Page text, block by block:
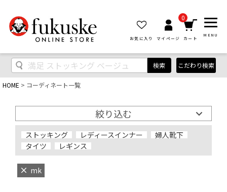
お気に入り マイページ
0
カート
MENU
検索 こだわり検索
HOME コーディネート一覧
絞り込む
ストッキング レディースインナー
婦人靴下
タイツ
レギンス
mk